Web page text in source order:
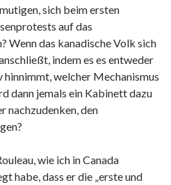
sich beim ersten
auf das
Wenn das kanadische Volk sich
indem es es entweder
welcher Mechanismus
dann jemals ein Kabinett dazu
nachzudenken, den
wie ich in Canada
habe, dass er die „erste und